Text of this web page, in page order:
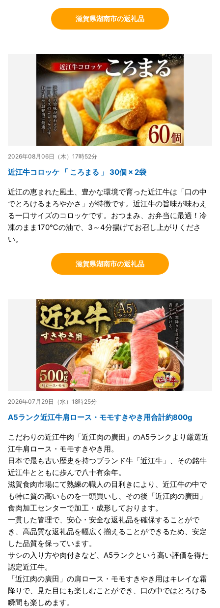
滋賀県湖南市の返礼品
2026年08月06日（木）17時52分
近江牛コロッケ 「 ころまる 」 30個 × 2袋
近江の恵まれた風土、豊かな環境で育った近江牛は「口の中
でとろけるまろやかさ」が特徴です。近江牛の旨味が味わえ
る一口サイズのコロッケです。おつまみ、お弁当に最適！冷
凍のまま170℃の油で、3～4分揚げてお召し上がりくださ
い。
滋賀県湖南市の返礼品
2026年07月29日（水）18時25分
A5ランク近江牛肩ロース・モモすきやき用合計約800g
こだわりの近江牛肉「近江肉の廣田」のA5ランクより厳選近
江牛肩ロース・モモすきやき用。
日本で最も古い歴史を持つブランド牛「近江牛」、その銘牛
近江牛とともに歩んで八十有余年。
滋賀食肉市場にて熟練の職人の目利きにより、近江牛の中で
も特に質の高いものを一頭買いし、その後「近江肉の廣田」
食肉加工センターで加工・成形しております。
一貫した管理で、安心・安全な返礼品を確保することがで
き、高品質な返礼品を幅広く揃えることができるため、安定
した品質を保っています。
サシの入り方や肉付きなど、A5ランクという高い評価を得た
認定近江牛。
「近江肉の廣田」の肩ロース・モモすきやき用はキレイな霜
降りで、見た目にも楽しむことができ、口の中ではとろける
瞬間も楽しめます。